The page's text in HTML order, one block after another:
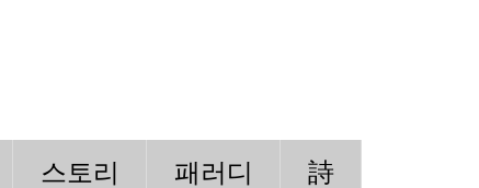
스토리 패러디 詩